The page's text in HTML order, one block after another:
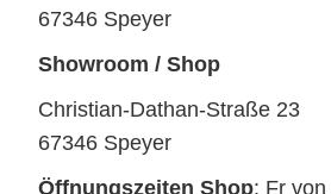
67346 Speyer
Showroom / Shop
Christian-Dathan-Straße 23
67346 Speyer
Öffnungszeiten Shop: Fr